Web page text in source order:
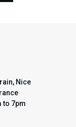
Nice
to 7pm